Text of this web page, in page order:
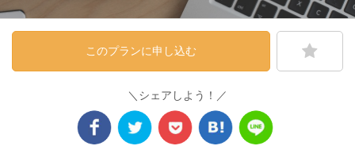
このプランに申し込む
＼シェアしよう！／